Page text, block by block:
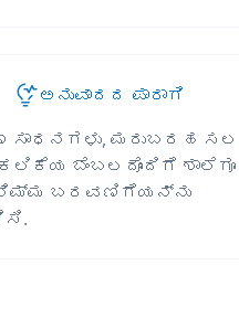
ಅನುವಾದದ ಪಾರಾಗಿ
ಸಾಧನಗಳು, ಮರುಬರಹ
ಕಲಿಕೆಯ ಬೆಂಬಲದೊಂದಿಗೆ ಶಾಲೆಗೂ
ಬರವಣಿಗೆಯನ್ನು